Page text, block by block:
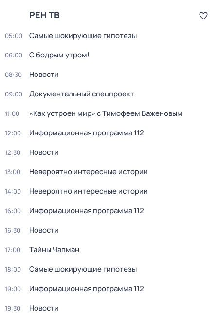
РЕН ТВ
05:00 Самые шoкиpующие гипотезы
06:00 С бодрым утром!
08:30 Новости
09:00 Документальный спецпроект
11:00 «Как устроен мир» с Тимофеем Баженовым
12:00 Информационная программа 112
12:30 Новости
13:00 Невероятно интересные истории
14:00 Невероятно интересные истории
16:00 Информационная программа 112
16:30 Новости
17:00 Тaйны Чапман
18:00 Самые шoкиpующие гипотезы
19:00 Информационная программа 112
19:30 Новости